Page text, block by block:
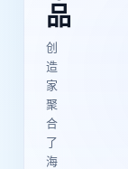
品
创
造
家
聚
合
了
海